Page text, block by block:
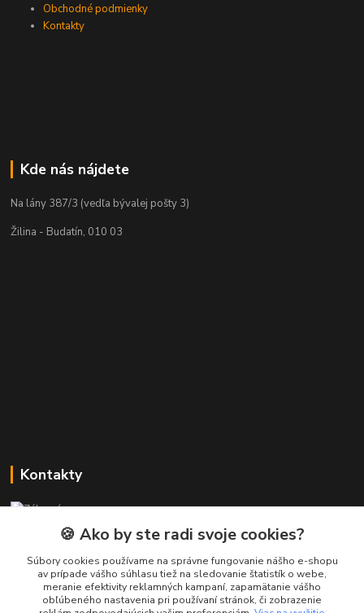
Obchodné podmienky
Kontakty
Kde nás nájdete
Na lány 387/3 (vedľa bývalej pošty 3)
Žilina - Budatín, 010 03
Kontakty
+421 911 010 560
Po-Pia, 13-17 hod.
info@presmartfon.sk
🍪 Ako by ste radi svoje cookies?
Súbory cookies používame na správne fungovanie nášho e-shopu
av prípade vášho súhlasu tiež na sledovanie štatistík o webe,
meranie efektivity reklamných kampaní, zapamätanie vášho
obľúbeného nastavenia pri používaní stránok, či zobrazenie